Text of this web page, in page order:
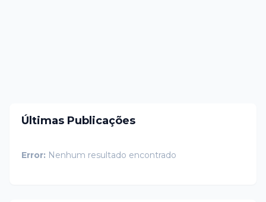
Últimas Publicações
Error: Nenhum resultado encontrado